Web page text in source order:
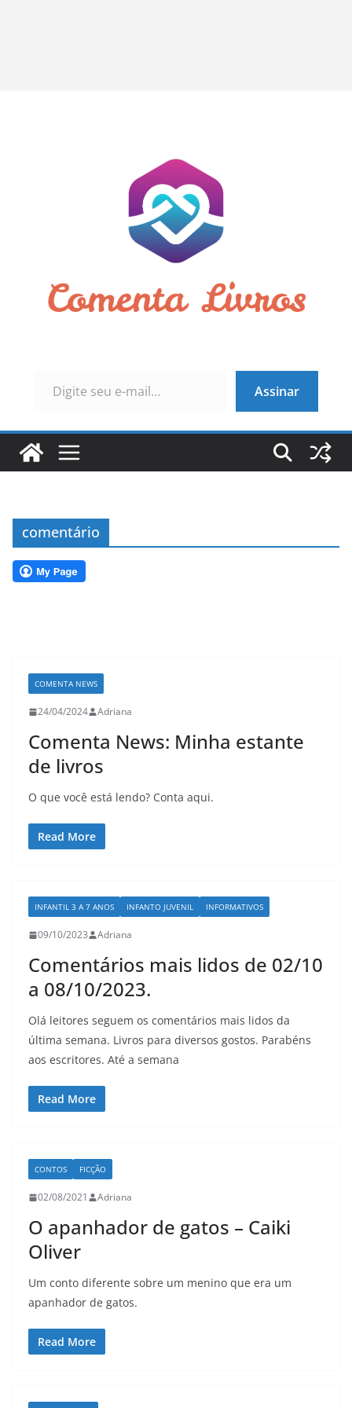
Assinar
comentário
COMENTA NEWS
24/04/2024 Adriana
Comenta News: Minha estante
de livros
O que você está lendo? Conta aqui.
Read More
INFANTIL 3 A 7 ANOS INFANTO JUVENIL INFORMATIVOS
09/10/2023 Adriana
Comentários mais lidos de 02/10
a 08/10/2023.
Olá leitores seguem os comentários mais lidos da
última semana. Livros para diversos gostos. Parabéns
aos escritores. Até a semana
Read More
CONTOS FICÇÃO
02/08/2021 Adriana
O apanhador de gatos – Caiki
Oliver
Um conto diferente sobre um menino que era um
apanhador de gatos.
Read More